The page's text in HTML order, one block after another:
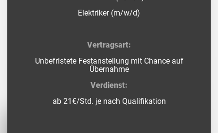
Elektriker (m/w/d)
Vertragsart:
Unbefristete Festanstellung mit Chance auf
Übernahme
Verdienst:
ab 21€/Std. je nach Qualifikation